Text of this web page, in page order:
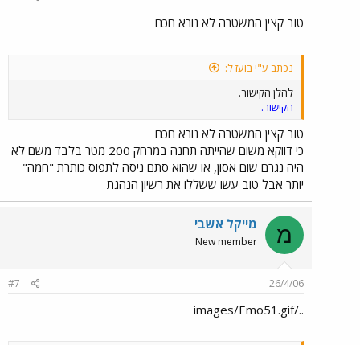
טוב קצין המשטרה לא נורא חכם
נכתב ע"י בועז ל:
להלן הקישור.
הקישור.
טוב קצין המשטרה לא נורא חכם
כי דווקא משום שהייתה תחנה במרחק 200 מטר בלבד משם לא
היה נגרם שום אסון, או שהוא סתם ניסה לתפוס כותרת "חמה"
יותר אבל טוב עשו ששללו את רשיון הנהגת
מ מייקל אשבי
New member
26/4/06
#7
../images/Emo51.gif